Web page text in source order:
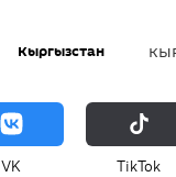
Кыргызстан
VK ТikТоk